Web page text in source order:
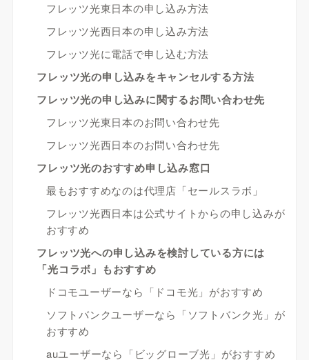
フレッツ光東日本の申し込み方法
フレッツ光西日本の申し込み方法
フレッツ光に電話で申し込む方法
フレッツ光の申し込みをキャンセルする方法
フレッツ光の申し込みに関するお問い合わせ先
フレッツ光東日本のお問い合わせ先
フレッツ光西日本のお問い合わせ先
フレッツ光のおすすめ申し込み窓口
最もおすすめなのは代理店「セールスラボ」
フレッツ光西日本は公式サイトからの申し込みが
おすすめ
フレッツ光への申し込みを検討している方には
「光コラボ」もおすすめ
ドコモユーザーなら「ドコモ光」がおすすめ
ソフトバンクユーザーなら「ソフトバンク光」が
おすすめ
auユーザーなら「ビッグローブ光」がおすすめ